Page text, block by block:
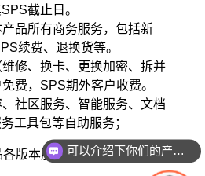
截止日。
品所有商务服务，包括新
续费、退换货等。
修、换卡、更换加密、拆并
费，SPS期外客户收费。
社区服务、智能服务、文档
工具包等自助服务；
版本服务生命周期表 可以介绍下你们的产品么？